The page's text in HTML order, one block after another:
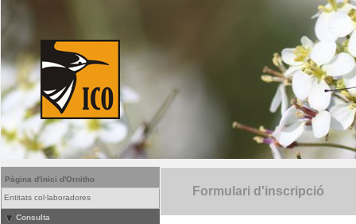
Pàgina d'inici d'Ornitho
Entitats col·laboradores
Consulta
Formulari d'inscripció